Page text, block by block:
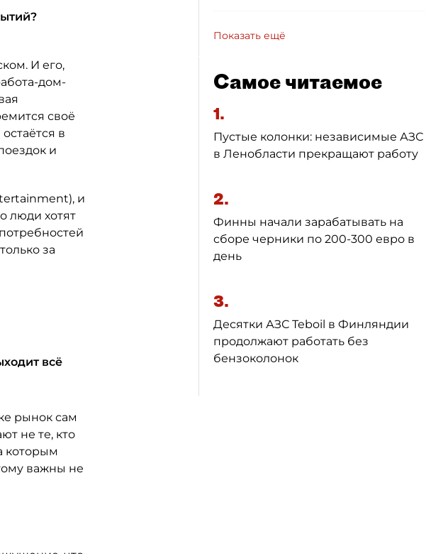
И его,
дом-
своё
в
и
и
люди хотят
за
всё
рынок сам
не те, кто
которым
важны не
Показать ещё
Самое читаемое
1.
Пустые колонки: независимые АЗС
в Ленобласти прекращают работу
2.
Финны начали зарабатывать на
сборе черники по 200-300 евро в
день
3.
Десятки АЗС Teboil в Финляндии
продолжают работать без
бензоколонок